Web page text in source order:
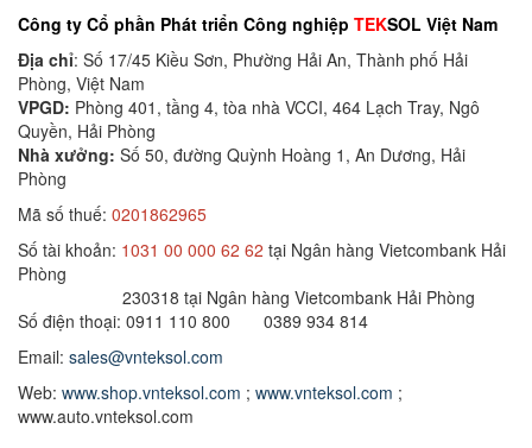
Công ty Cổ phần Phát triển Công nghiệp TEKSOL Việt Nam
Địa chỉ: Số 17/45 Kiều Sơn, Phường Hải An, Thành phố Hải
Phòng, Việt Nam
VPGD: Phòng 401, tầng 4, tòa nhà VCCI, 464 Lạch Tray, Ngô
Quyền, Hải Phòng
Nhà xưởng: Số 50, đường Quỳnh Hoàng 1, An Dương, Hải
Phòng
Mã số thuế: 0201862965
Số tài khoản: 1031 00 000 62 62 tại Ngân hàng Vietcombank Hải
Phòng
230318 tại Ngân hàng Vietcombank Hải Phòng
Số điện thoại: 0911 110 800 0389 934 814
Email: sales@vnteksol.com
Web: www.shop.vnteksol.com ; www.vnteksol.com ;
www.auto.vnteksol.com